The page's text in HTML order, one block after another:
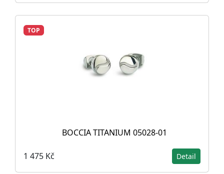
TOP
BOCCIA TITANIUM 05028-01
1 475 Kč Detail